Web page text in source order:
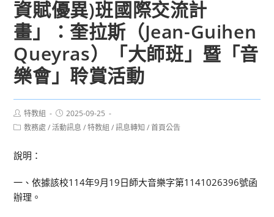
資賦優異)班國際交流計
畫」：奎拉斯（Jean-Guihen
Queyras）「大師班」暨「音
樂會」聆賞活動
Post
author:
特教組
Post
published:
2025-09-25
Post教務處 / 活動訊息 / 特教組 / 訊息轉知 / 首頁公告
說明：
一、依據該校114年9月19日師大音樂字第1141026396號函
辦理。